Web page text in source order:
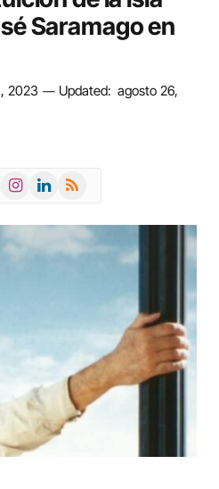
Saramago en
2023 Updated: agosto 26,
InstagramLinkedIn
RSS